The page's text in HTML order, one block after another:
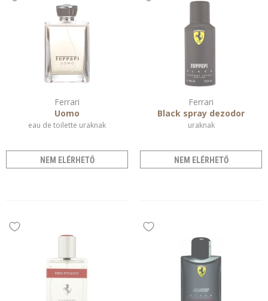
Ferrari
Uomo
eau de toilette uraknak
NEM ELÉRHETŐ
Ferrari
Black spray dezodor
uraknak
NEM ELÉRHETŐ